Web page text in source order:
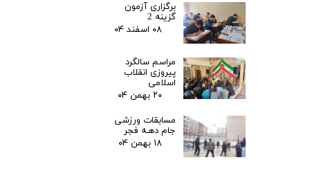
برگزاری آزمون
گزینه 2
۰۸ اسفند ۰۴
مراسم سالگرد
پیروزی انقلاب
اسلامی
۲۰ بهمن ۰۴
مسابقات ورزشی
جام دهـه فجر
۱۸ بهمن ۰۴